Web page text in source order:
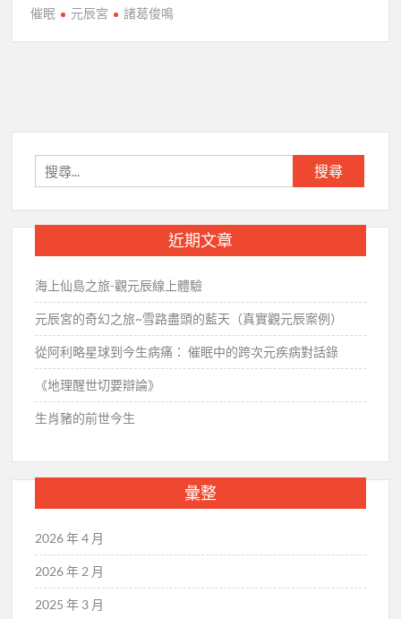
催眠 元辰宮 諸葛俊鳴
尋
關
字:
近期文章
海上仙島之旅-觀元辰線上體驗
元辰宮的奇幻之旅~雪路盡頭的藍天（真實觀元辰案例）
從阿利略星球到今生病痛： 催眠中的跨次元疾病對話錄
《地理醒世切要辯論》
生肖豬的前世今生
彙整
2026 年 4 月
2026 年 2 月
2025 年 3 月